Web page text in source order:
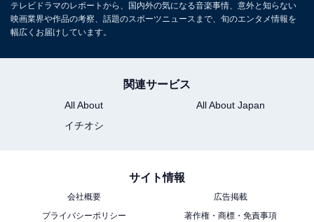
でも納得」「俳優陣の演技力が半端なくて引き込まれ
る」「犯人も新展開も見せて更に視聴者に『どういうこ
語られます。そしてついに、誘拐の片棒をかつがされて
いる温人が警察に連行されてしまう――⁉ ハラハラドキ
ドキの展開から目が離せません。
テレビドラマのレポートから、国内外の気になる音楽事情、意外と知らない
映画業界や作品の考察、話題のスポーツニュースまで、旬のエンタメ情報を
幅広くお届けしています。
関連サービス
All About
All About Japan
イチオシ
サイト情報
会社概要
広告掲載
プライバシーポリシー
著作権・商標・免責事項